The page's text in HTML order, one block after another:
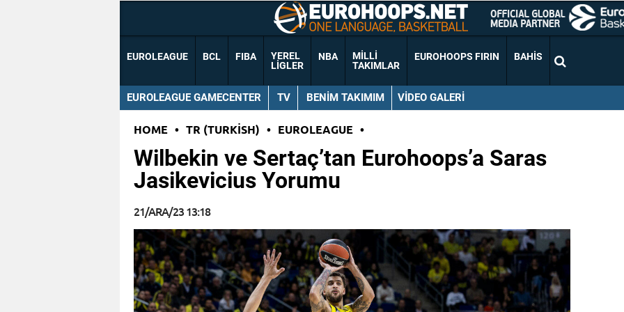
EUROLEAGUE BCL FIBA
YEREL
LIGLER
NBA
MILLI
TAKIMLAR
EUROHOOPS FIRIN BAHIS
EUROLEAGUE GAMECENTER TV BENIM TAKIMIM VIDEO GALERI
HOME • TR (TURKISH) • EUROLEAGUE •
Wilbekin ve Sertaç’tan Eurohoops’a Saras
Jasikevicius Yorumu
21/ARA/23 13:18